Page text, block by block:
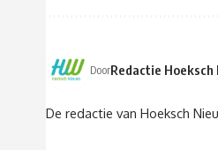
DoorRedactie Hoeksch
De redactie van Hoeksch